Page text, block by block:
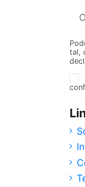
tal,